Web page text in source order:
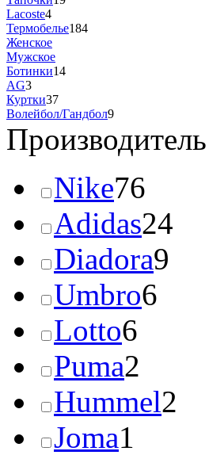
Lacoste4
Термобелье184
Женское
Мужское
Ботинки14
AG3
Куртки37
Волейбол/Гандбол9
Производитель
Nike76
Adidas24
Diadora9
Umbro6
Lotto6
Puma2
Hummel2
Joma1